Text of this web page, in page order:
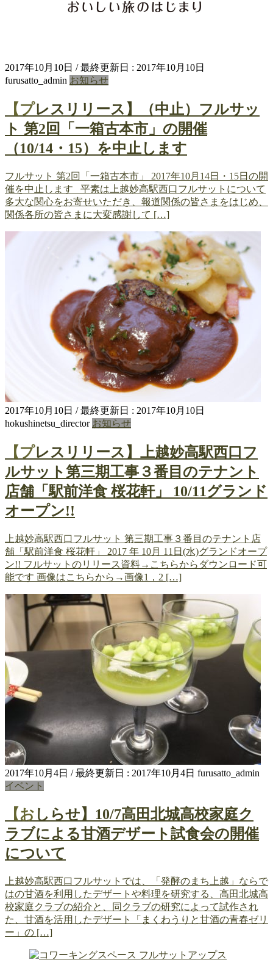
2017年10月10日 / 最終更新日 : 2017年10月10日
furusatto_admin お知らせ
【プレスリリース】（中止）フルサッ
ト 第2回「一箱古本市」の開催
（10/14・15）を中止します
フルサット 第2回「一箱古本市」 2017年10月14日・15日の開
催を中止します 平素は上越妙高駅西口フルサットについて
多大な関心をお寄せいただき、報道関係の皆さまをはじめ、
関係各所の皆さまに大変感謝して […]
2017年10月10日 / 最終更新日 : 2017年10月10日
hokushinetsu_director お知らせ
【プレスリリース】上越妙高駅西口フ
ルサット第三期工事３番目のテナント
店舗「駅前洋食 桜花軒」 10/11グランド
オープン!!
上越妙高駅西口フルサット 第三期工事３番目のテナント店
舗「駅前洋食 桜花軒」 2017 年 10月 11日(水)グランドオープ
ン!! フルサットのリリース資料→こちらからダウンロード可
能です 画像はこちらから→画像1，2 […]
2017年10月4日 / 最終更新日 : 2017年10月4日 furusatto_admin
イベント
【おしらせ】10/7高田北城高校家庭ク
ラブによる甘酒デザート試食会の開催
について
上越妙高駅西口フルサットでは、「発酵のまち上越」ならで
はの甘酒を利用したデザートや料理を研究する、高田北城高
校家庭クラブの紹介と、同クラブの研究によって試作され
た、甘酒を活用したデザート「まくわうりと甘酒の青春ゼリ
ー」の […]